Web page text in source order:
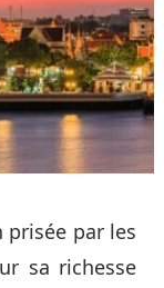
par les
sa richesse